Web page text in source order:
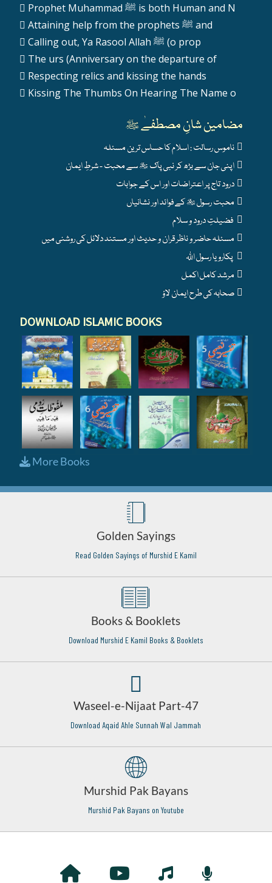
Prophet Muhammad ﷺ is both Human and N
Attaining help from the prophets ﷺ and
Calling out, Ya Rasool Allah ﷺ (o prop
The urs (Anniversary on the departure of
Respecting relics and kissing the hands
Kissing The Thumbs On Hearing The Name o
مضامین شانِ مصطفےٰ ﷺ
DOWNLOAD ISLAMIC BOOKS
More Books
Golden Sayings
Read Golden Sayings of Murshid E Kamil
Books & Booklets
Download Murshid E Kamil Books & Booklets
Waseel-e-Nijaat Part-47
Download Aqaid Ahle Sunnah Wal Jammah
Murshid Pak Bayans
Murshid Pak Bayans on Youtube